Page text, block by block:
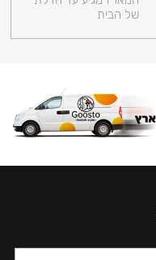
של הבית